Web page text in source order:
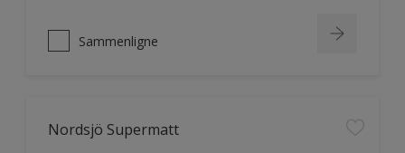
Sammenligne
Nordsjö Supermatt